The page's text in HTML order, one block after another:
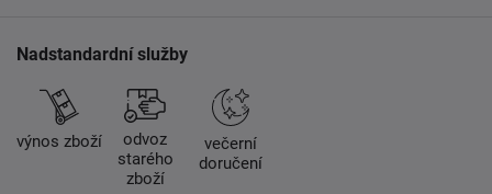
Nadstandardní služby
výnos zboží
odvoz
starého
zboží
večerní
doručení